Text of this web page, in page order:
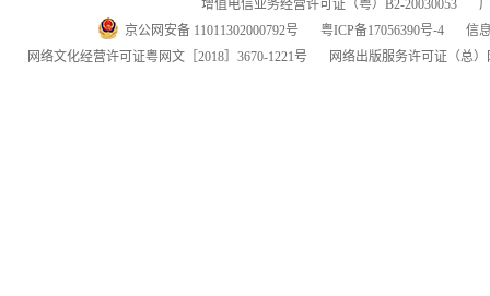
增值电信业务经营许可证（粤） B2-20030053
京公网安备 11011302000792号
粤ICP备17056390号-4
信
网络文化经营许可证粤网文 ［2018］3670-1221号 网络出版服务许可证 （总